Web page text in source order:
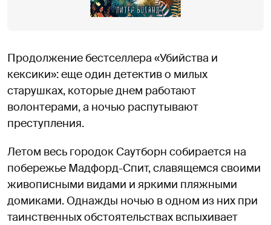
Продолжение бестселлера «Убийства и
кексики»: еще один детектив о милых
старушках, которые днем работают
волонтерами, а ночью распутывают
преступления.
Летом весь городок Саутборн собирается на
побережье Мадфорд-Спит, славящемся своими
живописными видами и яркими пляжными
домиками. Однажды ночью в одном из них при
таинственных обстоятельствах вспыхивает